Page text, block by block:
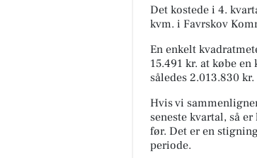
Det kostede i 4.
kvm. i Favrskov
En enkelt
15.491 kr. at købe
således 2.013.830
Hvis vi
seneste kvartal, så
før. Det er en
periode.